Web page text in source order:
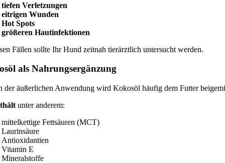
tiefen Verletzungen
eitrigen Wunden
Hot Spots
größeren Hautinfektionen
Fällen sollte Ihr Hund zeitnah tierärztlich untersucht werden.
als Nahrungsergänzung
der äußerlichen Anwendung wird Kokosöl häufig dem Futter
unter anderem:
mittelkettige Fettsäuren (MCT)
Laurinsäure
Antioxidantien
Vitamin E
Mineralstoffe